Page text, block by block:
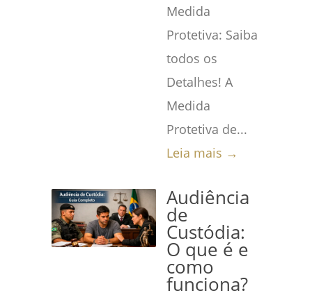
Medida
Protetiva: Saiba
todos os
Detalhes! A
Medida
Protetiva de...
Leia mais →
Audiência
de
Custódia:
O que é e
como
funciona?